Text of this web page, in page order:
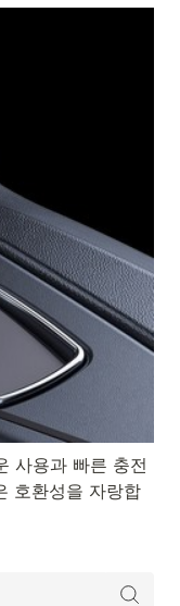
사용과 빠른 충전
호환성을 자랑합